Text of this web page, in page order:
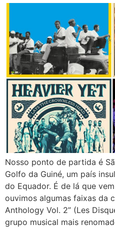
Nosso ponto de partida é
Golfo da Guiné, um país
do Equador. É de lá que
ouvimos algumas faixas da
Anthology Vol. 2” (Les
grupo musical mais